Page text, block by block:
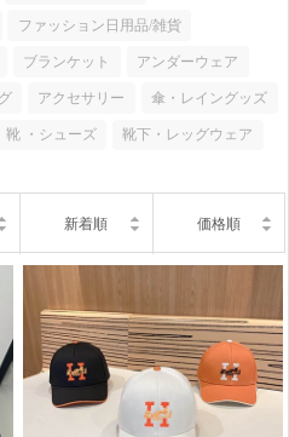
ファッション日用品/雑貨
ブランケット アンダーウェア
アクセサリー 傘・レイングッズ
靴 ・シューズ 靴下・レッグウェア
新着順 価格順